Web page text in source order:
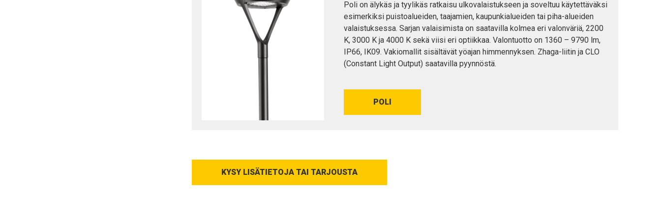
Poli on älykäs ja tyylikäs ratkaisu ulkovalaistukseen ja soveltuu käytettäväksi
esimerkiksi puistoalueiden, taajamien, kaupunkialueiden tai piha-alueiden
valaistuksessa. Sarjan valaisimista on saatavilla kolmea eri valonväriä, 2200
K, 3000 K ja 4000 K sekä viisi eri optiikkaa. Valontuotto on 1360 – 9790 lm,
IP66, IK09. Vakiomallit sisältävät yöajan himmennyksen. Zhaga-liitin ja CLO
(Constant Light Output) saatavilla pyynnöstä.
POLI
KYSY LISÄTIETOJA TAI TARJOUSTA